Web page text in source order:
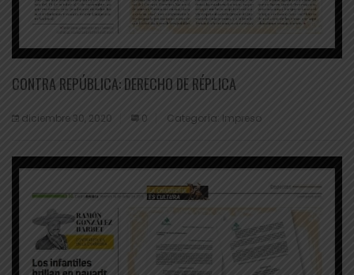
CONTRA REPÚBLICA: DERECHO DE RÉPLICA
diciembre 30, 2020 0 Categoría: Impreso